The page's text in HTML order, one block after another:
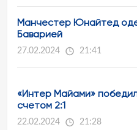
Манчестер Юнайтед
Баварией
27.02.2024 21:41
«Интер Майами»
счетом 2:1
22.02.2024 21:28